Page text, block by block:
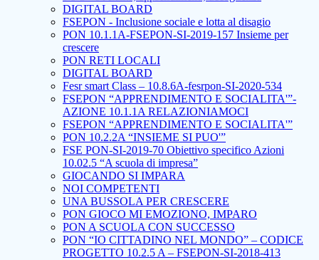
DIGITAL BOARD
FSEPON - Inclusione sociale e lotta al disagio
PON 10.1.1A-FSEPON-SI-2019-157 Insieme per
crescere
PON RETI LOCALI
DIGITAL BOARD
Fesr smart Class – 10.8.6A-fesrpon-SI-2020-534
FSEPON “APPRENDIMENTO E SOCIALITA'”-
AZIONE 10.1.1A RELAZIONIAMOCI
FSEPON “APPRENDIMENTO E SOCIALITA'”
PON 10.2.2A “INSIEME SI PUO'”
FSE PON-SI-2019-70 Obiettivo specifico Azioni
10.02.5 “A scuola di impresa”
GIOCANDO SI IMPARA
NOI COMPETENTI
UNA BUSSOLA PER CRESCERE
PON GIOCO MI EMOZIONO, IMPARO
PON A SCUOLA CON SUCCESSO
PON “IO CITTADINO NEL MONDO” – CODICE
PROGETTO 10.2.5 A – FSEPON-SI-2018-413